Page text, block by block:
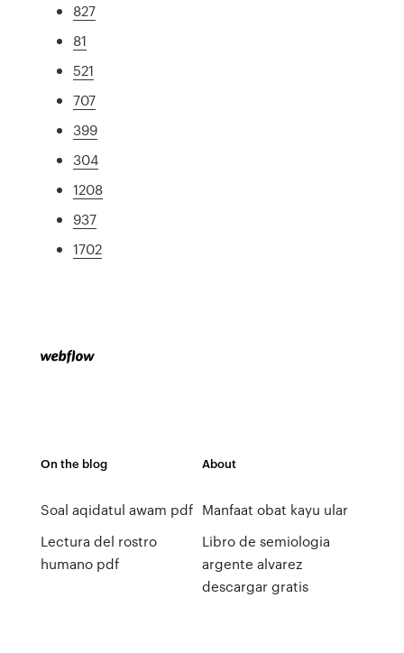
827
81
521
707
399
304
1208
937
1702
On the blog
Soal aqidatul awam pdf
Lectura del rostro
humano pdf
About
Manfaat obat kayu ular
Libro de semiologia
argente alvarez
descargar gratis